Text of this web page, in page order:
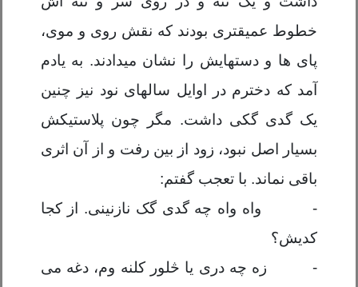
خطوط عمیقتری بودند که نقش روی و موی،
پای ها و دستهایش را نشان میدادند. به یادم
آمد که دخترم در اوایل سالهای نود نیز چنین
یک گدی گکی داشت. مگر چون پلاستیکش
بسیار اصل نبود، زود از بین رفت و از آن اثری
باقی نماند. با تعجب گفتم:
-
واه واه چه گدی گک نازنینی. از کجا
کدیش؟
-
زه چه دری یا څلور کلنه وم، دغه می